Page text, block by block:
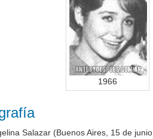
1966
Salazar (Buenos Aires, 15 de